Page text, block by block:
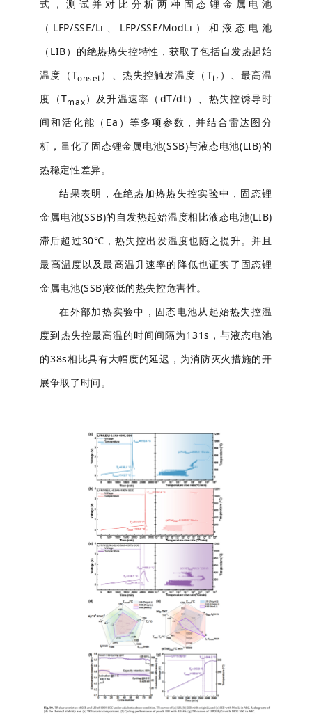
式 ，测试并对比分析两种固态锂金属电池
（ LFP/SSE/Li、LFP/SSE/ModLi ） 和液态电池
（LIB） 的绝热热失控特性 ，获取了包括自发热起始
温度（Tonset ）、热失控触发温度（ Ttr ）、最高温
度（Tmax ）及升温速率（ dT/dt）
热失控诱导时
间和活化能 （Ea）等多项参数 ，并结合雷达图分
析，量化了固态锂金属电池(SSB)与液态电池(LIB)的
热稳定性差异。
结果表明，在绝热加热热失控实验中，固态锂
金属电池(SSB)的自发热起始温度相比液态电池(LIB)
滞后超过30℃，热失控出发温度也随之提升。并且
最高温度以及最高温升速率的降低也证实了固态锂
金属电池(SSB)较低的热失控危害性。
在外部加热实验中，固态电池从起始热失控温
度到热失控最高温的时间间隔为131s，与液态电池
的38s相比具有大幅度的延迟，为消防灭火措施的开
展争取了时间。